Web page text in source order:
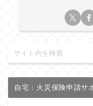
自宅：火災保険申請サ